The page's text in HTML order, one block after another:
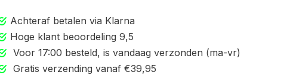
Achteraf betalen via Klarna
Hoge klant beoordeling 9,5
Voor 17:00 besteld, is vandaag verzonden (ma-vr)
Gratis verzending vanaf €39,95